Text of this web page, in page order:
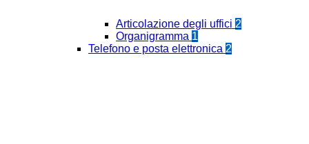
Articolazione degli uffici 2
Organigramma 1
Telefono e posta elettronica 2